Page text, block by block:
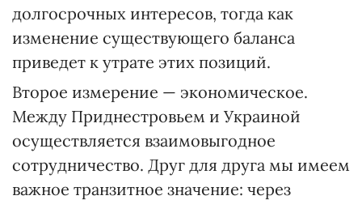
долгосрочных интересов, тогда как
изменение существующего баланса
приведет к утрате этих позиций.
Второе измерение — экономическое.
Между Приднестровьем и Украиной
осуществляется взаимовыгодное
сотрудничество. Друг для друга мы имеем
важное транзитное значение: через